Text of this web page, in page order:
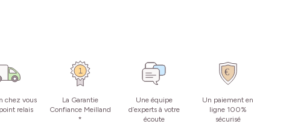
chez vous
relais
La Garantie
Confiance Meilland
*
Une équipe
d’experts à votre
écoute
Un paiement en
ligne 100%
sécurisé